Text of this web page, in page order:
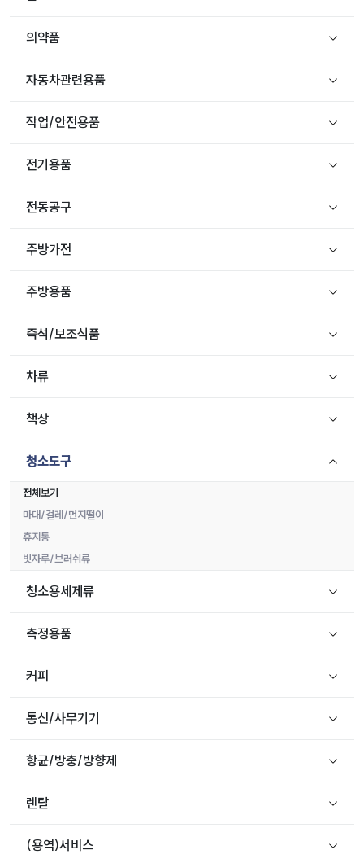
의약품
자동차관련용품
작업/안전용품
전기용품
전동공구
주방가전
주방용품
즉석/보조식품
차류
책상
청소도구
전체보기
마대/걸레/먼지떨이
휴지통
빗자루/브러쉬류
청소용세제류
측정용품
커피
통신/사무기기
항균/방충/방향제
렌탈
(용역)서비스